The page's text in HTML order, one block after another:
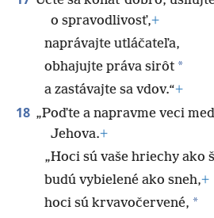
o spravodlivosť,+
naprávajte utláčateľa,
obhajujte práva sirôt *
a zastávajte sa vdov.“+
18 „Poďte a napravme veci
Jehova.+
„Hoci sú vaše hriechy ako
budú vybielené ako sneh,+
hoci sú krvavočervené, *